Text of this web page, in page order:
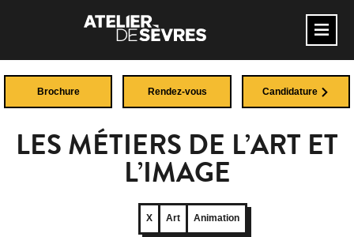
Brochure Rendez-vous Candidature
LES MÉTIERS DE L’ART ET
L’IMAGE
X Art Animation